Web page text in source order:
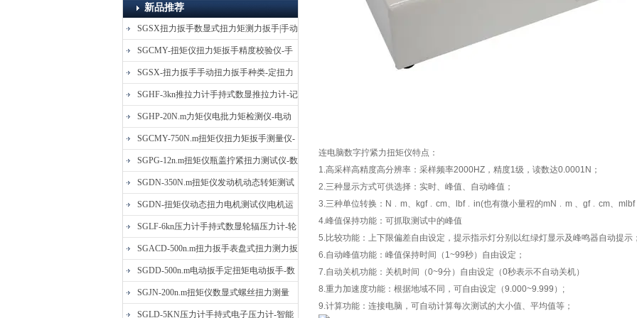
新品推荐
SGSX扭力扳手数显式扭力矩测力扳手|手动
定扭矩检测扳手
SGCMY-扭矩仪扭力矩扳手精度校验仪-手
动扳子扭矩校准仪
SGSX-扭力扳手手动扭力扳手种类-定扭力
矩检测扳手价格
SGHF-3kn推拉力计手持式数显推拉力计-记
忆数据拉压力测力计
SGHP-20N.m力矩仪电批力矩检测仪-电动
螺丝批扭力矩测试仪
SGCMY-750N.m扭矩仪扭力矩扳手测量仪-
校准扳手扭力精度测试仪
SGPG-12n.m扭矩仪瓶盖拧紧扭力测试仪-数
显式瓶盖扭力矩仪
SGDN-350N.m扭矩仪发动机动态转矩测试
仪-动态电机扭矩测量仪
SGDN-扭矩仪动态扭力电机测试仪|电机运
转摩擦力扭矩仪
SGLF-6kn压力计手持式数显轮辐压力计-轮
辐称重压力测力计
SGACD-500n.m扭力扳手表盘式扭力测力扳
手-表盘扭力矩检测扳手
SGDD-500n.m电动扳手定扭矩电动扳手-数
显式电动定扭力矩扳手
SGJN-200n.m扭矩仪数显式螺丝扭力测量
仪-螺栓扭力矩测试仪
SGLD-5KN压力计手持式电子压力计-智能
连电脑数字拧紧力扭矩仪特点：
1.高采样高精度高分辨率：采样频率2000HZ，精度1级，读数达0.0001N；
2.三种显示方式可供选择：实时、峰值、自动峰值；
3.三种单位转换：N﹒m、kgf﹒cm、lbf﹒in(也有微小量程的mN﹒m 、gf﹒cm、
4.峰值保持功能：可抓取测试中的峰值
5.比较功能：上下限偏差自由设定，提示指示灯分别以红绿灯显示及峰鸣器自动提示；
6.自动峰值功能：峰值保持时间（1~99秒）自由设定；
7.自动关机功能：关机时间（0~9分）自由设定（0秒表示不自动关机）
8.重力加速度功能：根据地域不同，可自由设定（9.000~9.999）;
9.计算功能：连接电脑，可自动计算每次测试的大小值、平均值等；